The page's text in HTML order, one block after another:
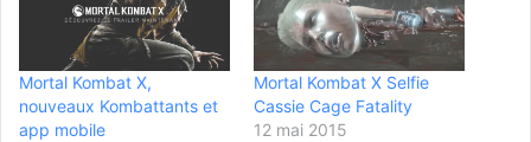
Mortal Kombat X,
nouveaux Kombattants et
app mobile
Mortal Kombat X Selfie
Cassie Cage Fatality
12 mai 2015